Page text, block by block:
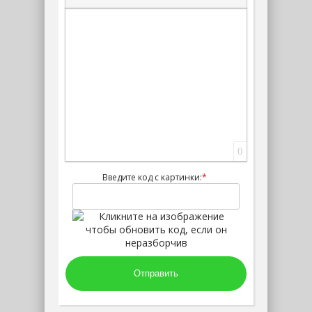
Вставка скрытого текста
Вставка цитаты
Вставка спойлера
0
Введите код с картинки:*
Отправить